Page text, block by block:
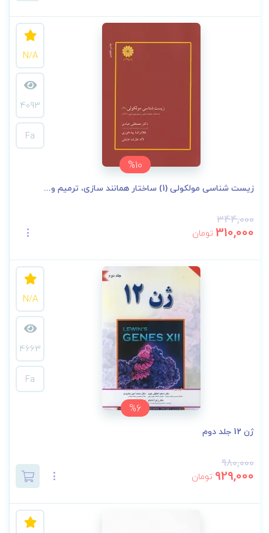
%10
N/A
4093
Fa
زیست شناسی مولکولی (1) ساختار همانند سازی، ترمیم و...
344,000
310,000 تومان
%6
N/A
4663
Fa
ژن 12 جلد دوم
980,000
929,000 تومان